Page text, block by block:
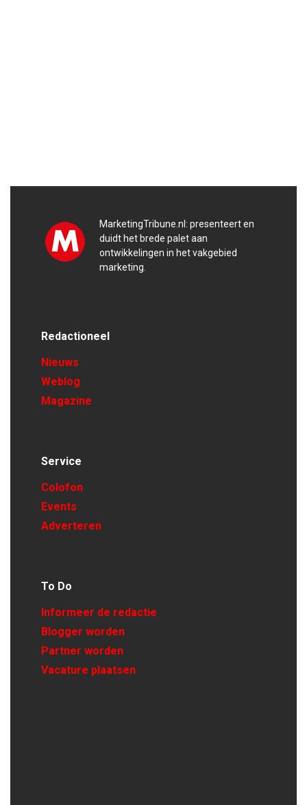
MarketingTribune.nl: presenteert en
duidt het brede palet aan
ontwikkelingen in het vakgebied
marketing.
Redactioneel
Nieuws
Weblog
Magazine
Service
Colofon
Events
Adverteren
To Do
Informeer de redactie
Blogger worden
Partner worden
Vacature plaatsen